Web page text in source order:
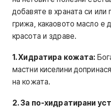
добавяте в храната си или
грижа, какаовото масло е
красота и здраве.
1. Хидратира кожата:
мастни киселини
на кожата.
2. За по-хидратирани